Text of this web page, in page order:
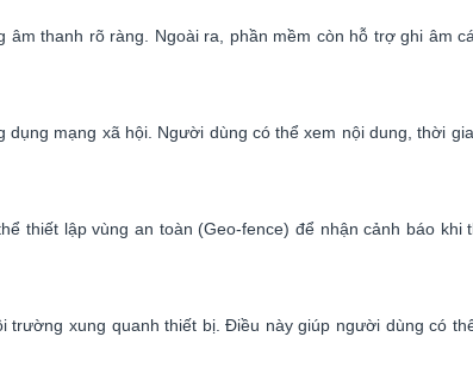
thanh rõ ràng. Ngoài ra, phần mềm còn hỗ trợ ghi âm
mạng xã hội. Người dùng có thể xem nội dung, thời
thiết lập vùng an toàn (Geo-fence) để nhận cảnh báo khi
xung quanh thiết bị. Điều này giúp người dùng có